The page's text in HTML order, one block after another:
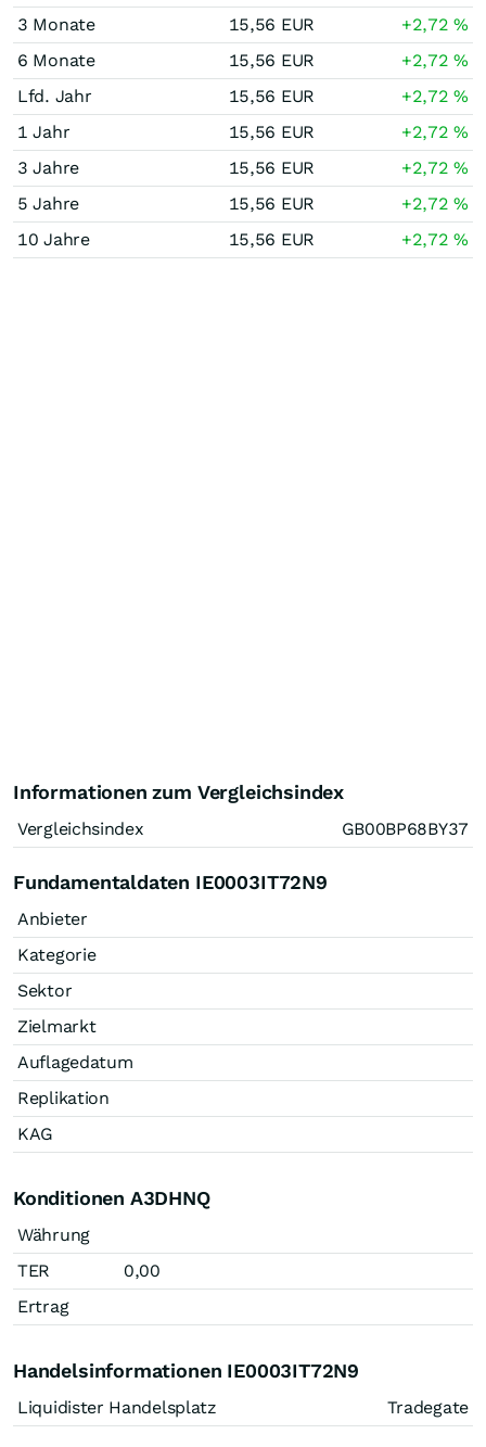
3 Monate
15,56 EUR +2,72%
6 Monate
15,56 EUR +2,72%
Lfd. Jahr
15,56 EUR +2,72%
1 Jahr
15,56 EUR +2,72%
3 Jahre
15,56 EUR +2,72%
5 Jahre
15,56 EUR +2,72%
10 Jahre
15,56 EUR +2,72%
Informationen zum Vergleichsindex
Vergleichsindex GB00BP68BY37
Fundamentaldaten IE0003IT72N9
Anbieter
Kategorie
Sektor
Zielmarkt
Auflagedatum
Replikation
KAG
Konditionen A3DHNQ
Währung
TER
0,00
Ertrag
Handelsinformationen IE0003IT72N9
Liquidister Handelsplatz Tradegate